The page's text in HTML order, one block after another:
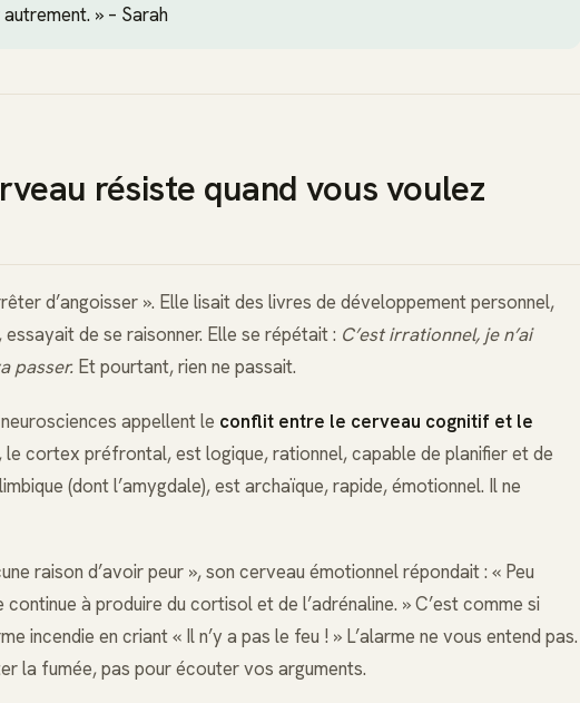
» – Sarah
résiste quand vous voulez
d’angoisser ». Elle lisait des livres de développement personnel,
de se raisonner. Elle se répétait : C’est irrationnel, je n’ai
passer. Et pourtant, rien ne passait.
appellent le conflit entre le cerveau cognitif et le
le cortex préfrontal, est logique, rationnel, capable de planifier et de
(dont l’amygdale), est archaïque, rapide, émotionnel. Il ne
raison d’avoir peur », son cerveau émotionnel répondait : « Peu
à produire du cortisol et de l’adrénaline. » C’est comme si
incendie en criant « Il n’y a pas le feu ! » L’alarme ne vous entend pas.
la fumée, pas pour écouter vos arguments.